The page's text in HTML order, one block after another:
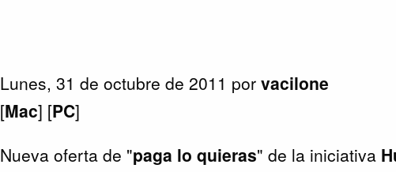
Lunes, 31 de octubre de 2011 porvacilone
[Mac] [PC]
Nueva oferta de "paga lo quieras" de la iniciativa